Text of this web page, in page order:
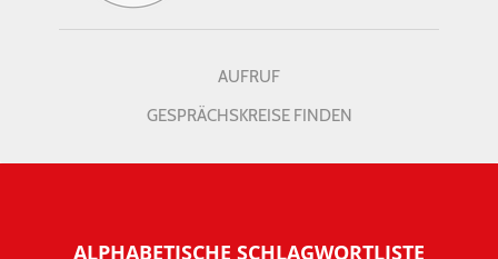
AUFRUF
GESPRÄCHSKREISE FINDEN
ALPHABETISCHE SCHLAGWORTLISTE